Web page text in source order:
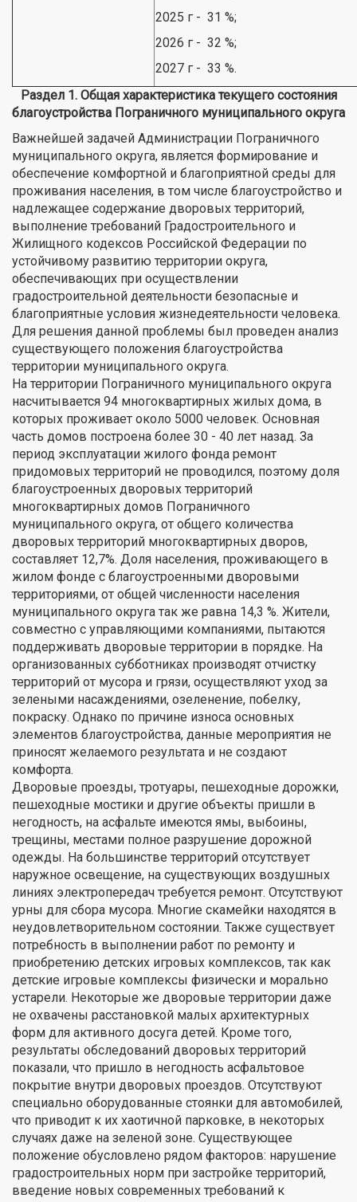
2025 г - 31 %;
2026 г - 32 %;
2027 г - 33 %.
Раздел 1. Общая характеристика текущего состояния
благоустройства Пограничного муниципального округа
Важнейшей задачей Администрации Пограничного
муниципального округа, является формирование и
обеспечение комфортной и благоприятной среды для
проживания населения, в том числе благоустройство и
надлежащее содержание дворовых территорий,
выполнение требований Градостроительного и
Жилищного кодексов Российской Федерации по
устойчивому развитию территории округа,
обеспечивающих при осуществлении
градостроительной деятельности безопасные и
благоприятные условия жизнедеятельности человека.
Для решения данной проблемы был проведен анализ
существующего положения благоустройства
территории муниципального округа.
На территории Пограничного муниципального округа
насчитывается 94 многоквартирных жилых дома, в
которых проживает около 5000 человек. Основная
часть домов построена более 30 - 40 лет назад. За
период эксплуатации жилого фонда ремонт
придомовых территорий не проводился, поэтому доля
благоустроенных дворовых территорий
многоквартирных домов Пограничного
муниципального округа, от общего количества
дворовых территорий многоквартирных дворов,
составляет 12,7%. Доля населения, проживающего в
жилом фонде с благоустроенными дворовыми
территориями, от общей численности населения
муниципального округа так же равна 14,3 %. Жители,
совместно с управляющими компаниями, пытаются
поддерживать дворовые территории в порядке. На
организованных субботниках производят отчистку
территорий от мусора и грязи, осуществляют уход за
зелеными насаждениями, озеленение, побелку,
покраску. Однако по причине износа основных
элементов благоустройства, данные мероприятия не
приносят желаемого результата и не создают
комфорта.
Дворовые проезды, тротуары, пешеходные дорожки,
пешеходные мостики и другие объекты пришли в
негодность, на асфальте имеются ямы, выбоины,
трещины, местами полное разрушение дорожной
одежды. На большинстве территорий отсутствует
наружное освещение, на существующих воздушных
линиях электропередач требуется ремонт. Отсутствуют
урны для сбора мусора. Многие скамейки находятся в
неудовлетворительном состоянии. Также существует
потребность в выполнении работ по ремонту и
приобретению детских игровых комплексов, так как
детские игровые комплексы физически и морально
устарели. Некоторые же дворовые территории даже
не охвачены расстановкой малых архитектурных
форм для активного досуга детей. Кроме того,
результаты обследований дворовых территорий
показали, что пришло в негодность асфальтовое
покрытие внутри дворовых проездов. Отсутствуют
специально оборудованные стоянки для автомобилей,
что приводит к их хаотичной парковке, в некоторых
случаях даже на зеленой зоне. Существующее
положение обусловлено рядом факторов: нарушение
градостроительных норм при застройке территорий,
введение новых современных требований к